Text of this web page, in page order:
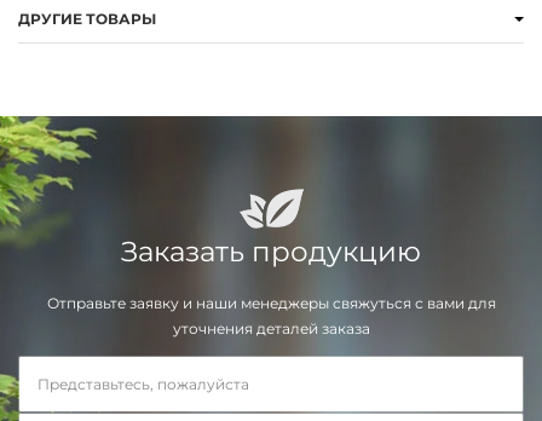
ДРУГИЕ ТОВАРЫ
Заказать продукцию
Отправьте заявку и наши менеджеры свяжуться с вами для
уточнения деталей заказа